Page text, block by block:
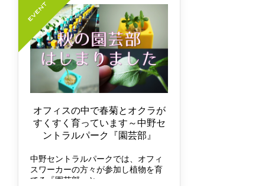
オフィスの中で春菊とオクラが
すくすく育っています～中野セ
ントラルパーク『園芸部』
中野セントラルパークでは、オフィ
スワーカーの方々が参加し植物を育
てる『園芸部』と…